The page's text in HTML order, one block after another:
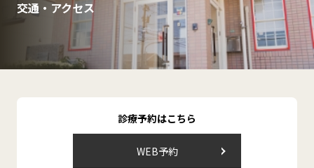
交通・アクセス
診療予約はこちら
WEB予約